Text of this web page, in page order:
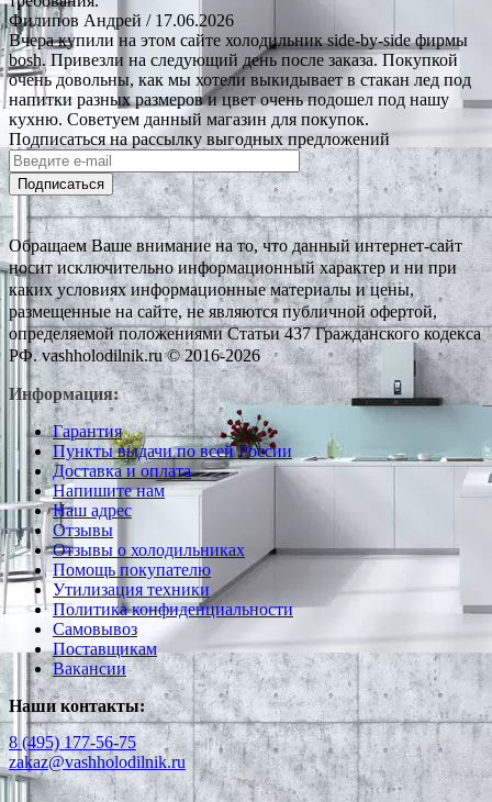
Филипов Андрей / 17.06.2026
Вчера купили на этом сайте холодильник side-by-side фирмы
bosh. Привезли на следующий день после заказа. Покупкой
очень довольны, как мы хотели выкидывает в стакан лед под
напитки разных размеров и цвет очень подошел под нашу
кухню. Советуем данный магазин для покупок.
Подписаться на рассылку выгодных предложений
Подписаться
Обращаем Ваше внимание на то, что данный интернет-сайт
носит исключительно информационный характер и ни при
каких условиях информационные материалы и цены,
размещенные на сайте, не являются публичной офертой,
определяемой положениями Статьи 437 Гражданского кодекса
РФ. vashholodilnik.ru © 2016-2026
Информация:
Гарантия
Пункты выдачи по всей России
Доставка и оплата
Напишите нам
Наш адрес
Отзывы
Отзывы о холодильниках
Помощь покупателю
Утилизация техники
Политика конфиденциальности
Самовывоз
Поставщикам
Вакансии
Наши контакты:
8 (495) 177-56-75
zakaz@vashholodilnik.ru